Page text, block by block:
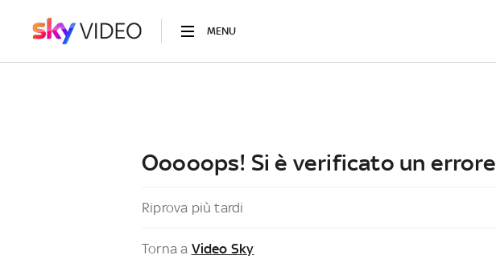
MENU
Ooooops! Si è verificato un errore
Riprova più tardi
Torna a Video Sky